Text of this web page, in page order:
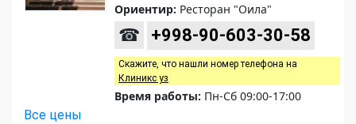
Ориентир: Ресторан "Оила"
☎ +998-90-603-30-58
Скажите, что нашли номер телефона на
Клиникс уз
Время работы: Пн-Сб 09:00-17:00
Все цены